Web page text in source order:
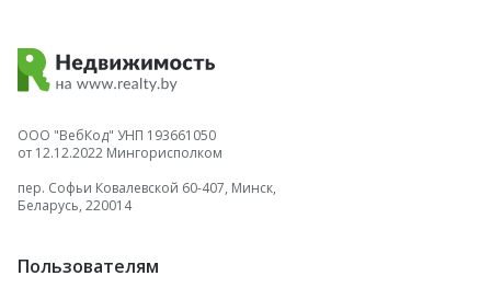
ООО "ВебКод" УНП 193661050
от 12.12.2022 Мингорисполком
пер. Софьи Ковалевской 60-407, Минск,
Беларусь, 220014
Пользователям